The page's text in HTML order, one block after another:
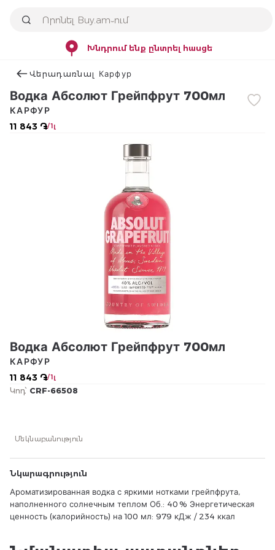
Խնդրում ենք ընտրել հասցե
Վերադառնալ Карфур
Водка Абсолют Грейпфрут 700мл
11 843 ֏/ 1լ
КАРФУР
Водка Абсолют Грейпфрут 700мл
11 843 ֏/ 1լ
КАРФУР
Կոդ՝ CRF-66508
Մեկնաբանություն
Նկարագրություն
Ароматизированная водка с яркими нотками грейпфрута,
наполненного солнечным теплом Об.: 40 % Энергетическая
ценность (калорийность) на 100 мл: 979 кДж / 234 ккал